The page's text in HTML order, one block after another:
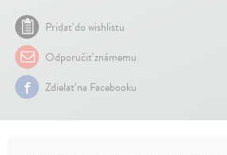
Pridať do wishlistu
Odporučiť známemu
Zdielať na Facebooku